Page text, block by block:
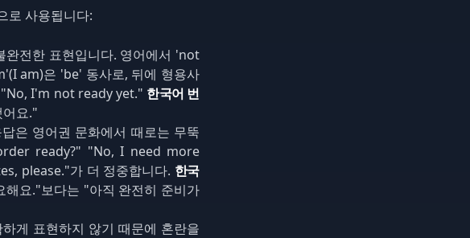
로 사용됩니다:
전한 표현입니다. 영어에서 'not
am)은 'be' 동사로, 뒤에 형용사
I'm not ready yet." 한국어 번
요."
은 영어권 문화에서 때로는 무뚝
ready?" "No, I need more
please."가 더 정중합니다. 한국
요."보다는 "아직 완전히 준비가
게 표현하지 않기 때문에 혼란을